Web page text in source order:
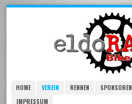
HOME VEREIN RENNEN SPONSOREN
IMPRESSUM